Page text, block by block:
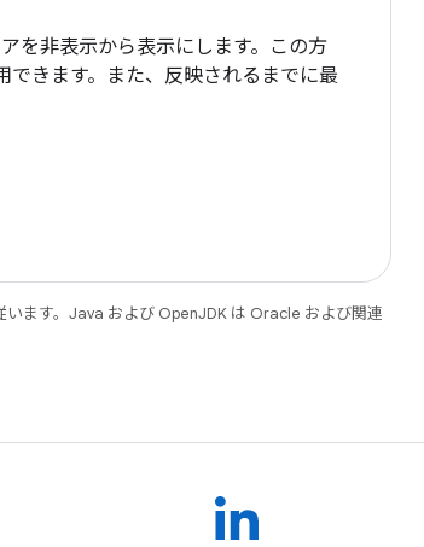
を非表示から表示にします。この方
きます。また、反映されるまでに最
います。Java および OpenJDK は Oracle および関連